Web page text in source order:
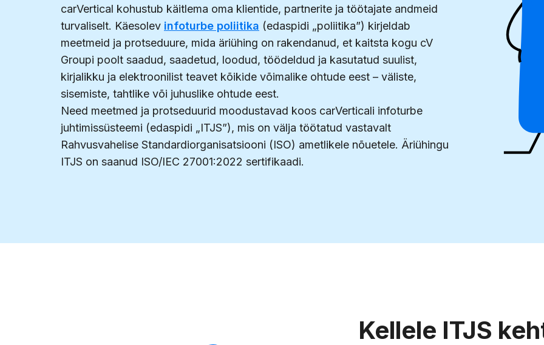
carVertical kohustub käitlema oma klientide, partnerite ja töötajate andmeid
turvaliselt. Käesolev infoturbe poliitika (edaspidi „poliitika”) kirjeldab
meetmeid ja protseduure, mida äriühing on rakendanud, et kaitsta kogu cV
Groupi poolt saadud, saadetud, loodud, töödeldud ja kasutatud suulist,
kirjalikku ja elektroonilist teavet kõikide võimalike ohtude eest – väliste,
sisemiste, tahtlike või juhuslike ohtude eest.
Need meetmed ja protseduurid moodustavad koos carVerticali infoturbe
juhtimissüsteemi (edaspidi „ITJS”), mis on välja töötatud vastavalt
Rahvusvahelise Standardiorganisatsiooni (ISO) ametlikele nõuetele. Äriühingu
ITJS on saanud ISO/IEC 27001:2022 sertifikaadi.
Kellele ITJS